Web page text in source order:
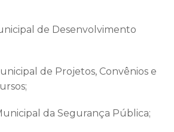
de Desenvolvimento
de Projetos, Convênios e
da Segurança Pública;